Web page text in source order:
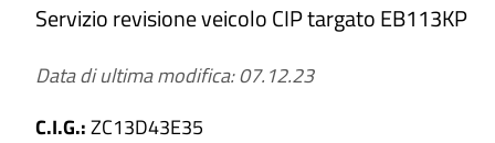
Servizio revisione veicolo CIP targato EB113KP
Data di ultima modifica: 07.12.23
C.I.G.:ZC13D43E35